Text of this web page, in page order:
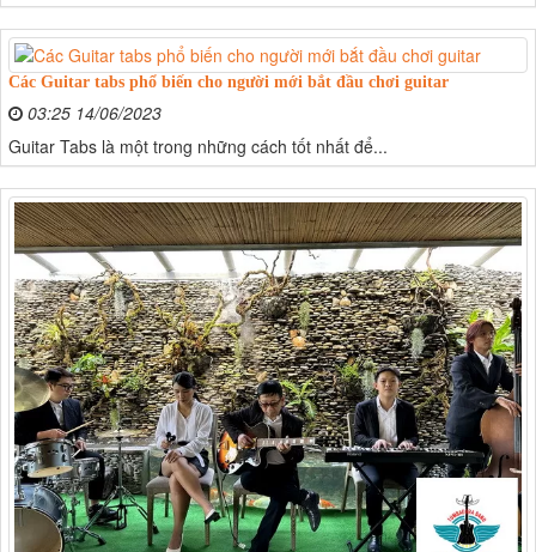
Các Guitar tabs phổ biến cho người mới bắt đầu chơi guitar
03:25 14/06/2023
Guitar Tabs là một trong những cách tốt nhất để...